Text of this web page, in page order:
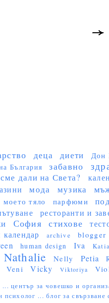
деца диети Дон
България забавно
дали на Света?
мода музика
тяло парфюми
ресторанти и
София стихове
календар archive blogger
human design Iva Katia
Nathalie Nelly Petia
Veni Vicky Viktoriya
...център за човешко и
психолог ...блог за